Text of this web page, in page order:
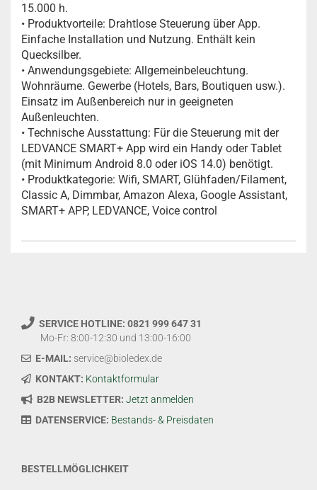
15.000 h.
• Produktvorteile: Drahtlose Steuerung über App.
Einfache Installation und Nutzung. Enthält kein
Quecksilber.
• Anwendungsgebiete: Allgemeinbeleuchtung.
Wohnräume. Gewerbe (Hotels, Bars, Boutiquen usw.).
Einsatz im Außenbereich nur in geeigneten
Außenleuchten.
• Technische Ausstattung: Für die Steuerung mit der
LEDVANCE SMART+ App wird ein Handy oder Tablet
(mit Minimum Android 8.0 oder iOS 14.0) benötigt.
• Produktkategorie: Wifi, SMART, Glühfaden/Filament,
Classic A, Dimmbar, Amazon Alexa, Google Assistant,
SMART+ APP, LEDVANCE, Voice control
SERVICE HOTLINE: 0821 999 647 31
Mo-Fr: 8:00-12:30 und 13:00-16:00
E-MAIL: service@bioledex.de
KONTAKT: Kontaktformular
B2B NEWSLETTER: Jetzt anmelden
DATENSERVICE: Bestands- & Preisdaten
BESTELLMÖGLICHKEIT